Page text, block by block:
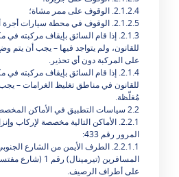
2.1.2.4. الوقوف على ممر مشاة؛
2.1.2.5. الوقوف في محطة سيارات أجرة أو حافلات.
2.1.3. إذا قام السائق بإيقاف مركبته
للقانون، ولم يتواجد فيها – يجب أن يتم
على المركبة دون أي تحذير.
2.1.4. إذا قام السائق بإيقاف مركبته
للقانون في مناطق تغليظ الغرامات – يجب
مُغلّظة.
2.2 سياسات التطبيق في الأماكن المخصصة لإنزال وإركاب الرّكاب
2.2.1. الأماكن التالية مخصصة لإركاب
المرور رقم 433:
2.2.1.1. الطرف الأيمن من الشارع
المسافرين
على أطراف الرصيف.